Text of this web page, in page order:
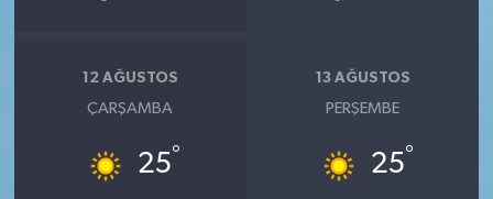
12 AĞUSTOS
ÇARŞAMBA
25°
13 AĞUSTOS
PERŞEMBE
25°